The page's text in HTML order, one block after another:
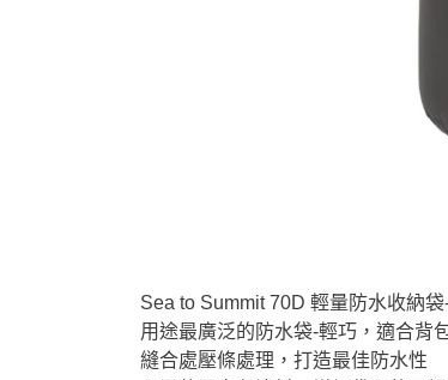
Sea to Summit 70D 輕量防水收納
用途最廣泛的防水袋-輕巧，適合背
縫合處壓條處理，打造最佳防水性